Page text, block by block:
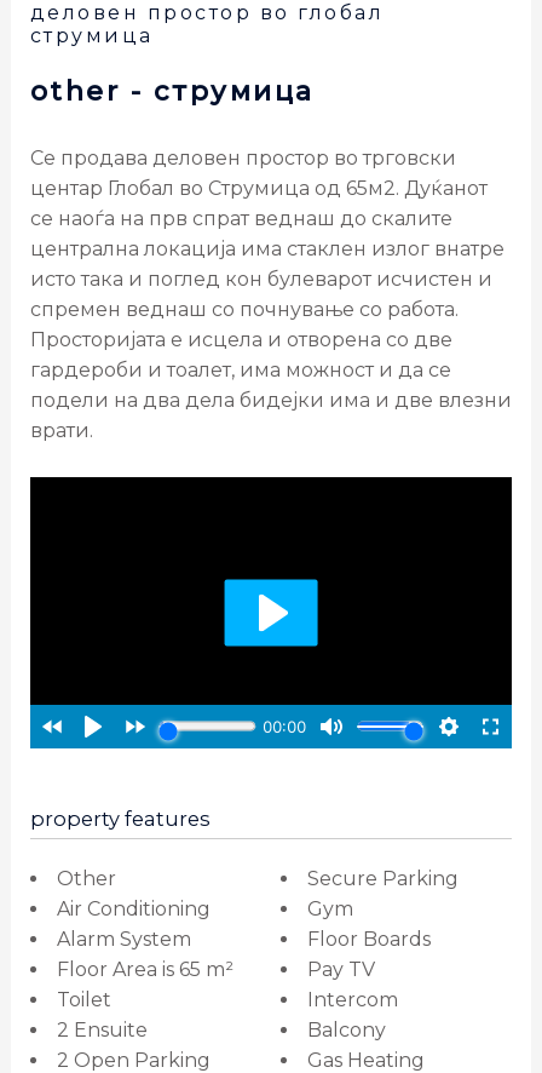
деловен простор во глобал
струмица
other - струмица
Се продава деловен простор во трговски
центар Глобал во Струмица од 65м2. Дуќанот
се наоѓа на прв спрат веднаш до скалите
централна локација има стаклен излог внатре
исто така и поглед кон булеварот исчистен и
спремен веднаш со почнување со работа.
Просторијата е исцела и отворена со две
гардероби и тоалет, има можност и да се
подели на два дела бидејки има и две влезни
врати.
property features
Other
Air Conditioning
Alarm System
Floor Area is 65 m²
Toilet
2 Ensuite
2 Open Parking
Secure Parking
Gym
Floor Boards
Pay TV
Intercom
Balcony
Gas Heating